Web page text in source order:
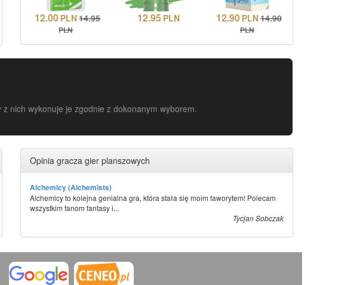
12.00 PLN14.95
PLN
12.95 PLN 12.90 PLN14.90
PLN
nich wykonuje je zgodnie z dokonanym wyborem.
Opinia gracza gier planszowych
Alchemicy (Alchemists)
Alchemicy to kolejna genialna gra, która stała się moim faworytem! Polecam
wszystkim fanom fantasy i...
Tycjan Sobczak